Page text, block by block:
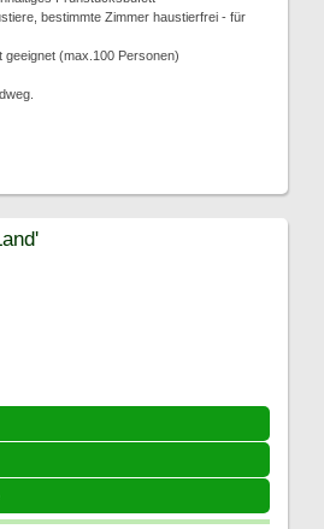
bestimmte Zimmer haustierfrei - für
geeignet (max.100 Personen)